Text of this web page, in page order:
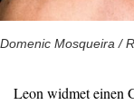
Domenic Mosqueira /
Leon widmet einen